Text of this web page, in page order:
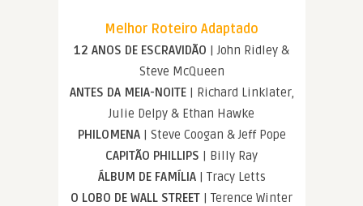
Melhor Roteiro Adaptado
12 ANOS DE ESCRAVIDÃO | John Ridley &
Steve McQueen
ANTES DA MEIA-NOITE| Richard Linklater,
Julie Delpy & Ethan Hawke
PHILOMENA| Steve Coogan & Jeff Pope
CAPITÃO PHILLIPS | Billy Ray
ÁLBUM DE FAMÍLIA| Tracy Letts
O LOBO DE WALL STREET | Terence Winter